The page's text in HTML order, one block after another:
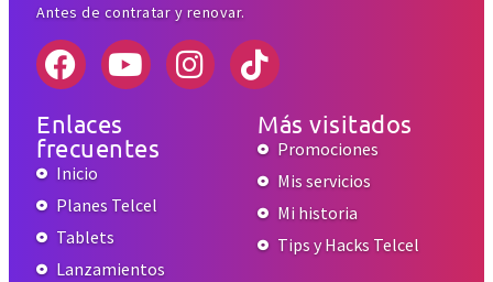
Antes de contratar y renovar.
Enlaces
frecuentes
Inicio
Planes Telcel
Tablets
Lanzamientos
Más visitados
Promociones
Mis servicios
Mi historia
Tips y Hacks Telcel